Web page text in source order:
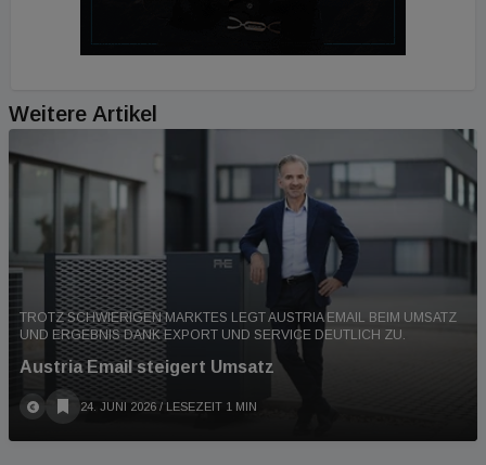
Weitere Artikel
TROTZ SCHWIERIGEN MARKTES LEGT AUSTRIA EMAIL BEIM UMSATZ
UND ERGEBNIS DANK EXPORT UND SERVICE DEUTLICH ZU.
Austria Email steigert Umsatz
24. JUNI 2026 / LESEZEIT 1 MIN